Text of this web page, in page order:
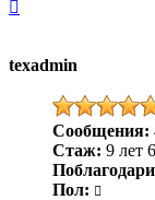
texadmin
Сообщения:
Стаж: 9 лет
Пол: